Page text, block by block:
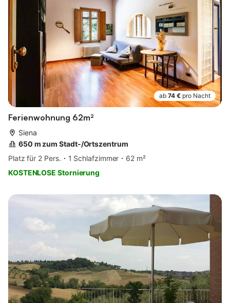
ab 74 € pro Nacht
Ferienwohnung 62m²
Siena
650 m zum Stadt-/Ortszentrum
Platz für 2 Pers.
1 Schlafzimmer
62 m²
KOSTENLOSE Stornierung